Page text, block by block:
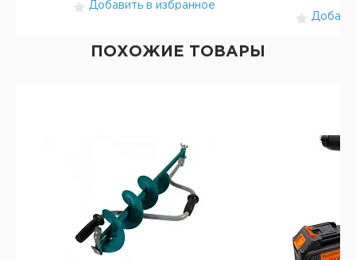
Добавить в избранное
ПОХОЖИЕ ТОВАРЫ